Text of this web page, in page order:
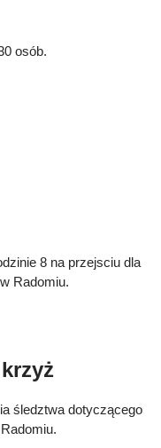
osób.
8 na przejsciu dla
Radomiu.
śledztwa dotyczącego